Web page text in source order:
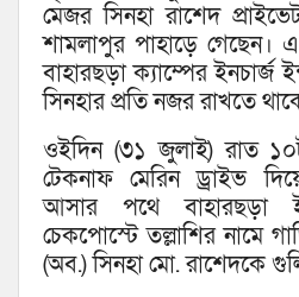
মেজর সিনহা রাশেদ
শামলাপুর পাহাড়ে গেছেন।
বাহারছড়া ক্যাম্পের ইনচার্জ
সিনহার প্রতি নজর রাখতে
ওইদিন (৩১ জুলাই) রাত
টেকনাফ মেরিন ড্রাইভ
আসার পথে বাহারছড়া
চেকপোস্টে তল্লাশির নামে
(অব.) সিনহা মো. রাশেদকে